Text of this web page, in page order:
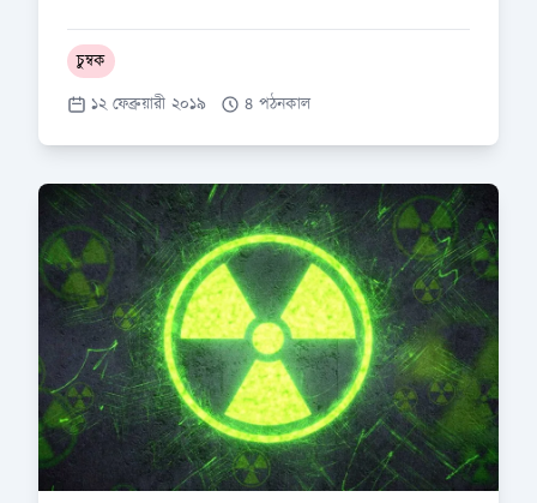
চুম্বক
১২ ফেব্রুয়ারী ২০১৯
৪ পঠনকাল